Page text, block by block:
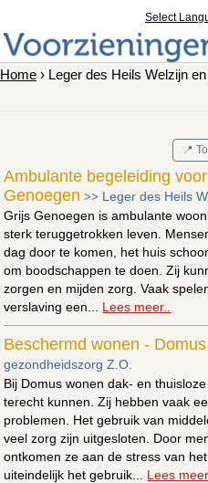
Select
Home › Leger des Heils Welzijn
📍
Ambulante begeleiding
Genoegen >> Leger des Heils
Grijs Genoegen is ambulante
sterk teruggetrokken leven.
dag door te komen, het huis
om boodschappen te doen. Zij
zorgen en mijden zorg. Vaak
verslaving een... Lees meer..
Beschermd wonen - Domus
gezondheidszorg Z.O.
Bij Domus wonen dak- en
terecht kunnen. Zij hebben vaak
problemen. Het gebruik van
veel zorg zijn uitgesloten. Door
ontkomen ze aan de stress van
uiteindelijk het gebruik... Lees meer..